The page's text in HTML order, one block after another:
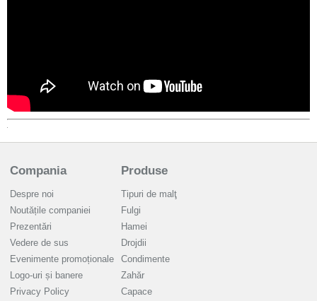
Compania
Despre noi
Noutățile companiei
Prezentări
Vedere de sus
Evenimente promoționale
Logo-uri și banere
Privacy Policy
Produse
Tipuri de malţ
Fulgi
Hamei
Drojdii
Condimente
Zahăr
Capace